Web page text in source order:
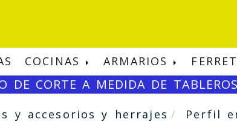
COCINAS ARMARIOS
DE CORTE A MEDIDA DE TABLEROS
y accesorios y herrajes Perfil